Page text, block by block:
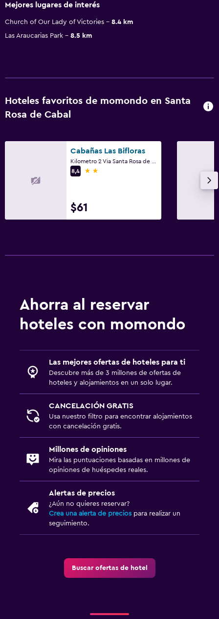
Mejores lugares de interés
Church of Our Lady of Victories
8.4 km
Las Araucarias Park
8.5 km
Hoteles favoritos de momondo en Santa
Rosa de Cabal
Cabañas Las Bifloras
8,4
2 estrellas
$61
Ahorra al reservar
hoteles con momondo
Las mejores ofertas de hoteles para ti
Descubre más de 3 millones de ofertas de
hoteles y alojamientos en un solo lugar.
CANCELACIÓN GRATIS
Usa nuestro filtro para encontrar alojamientos
con cancelación gratis.
Millones de opiniones
Mira las puntuaciones basadas en millones de
opiniones de huéspedes reales.
Alertas de precios
¿Aún no quieres reservar?
Crea una alerta de precios para realizar un
seguimiento.
Buscar ofertas de hotel